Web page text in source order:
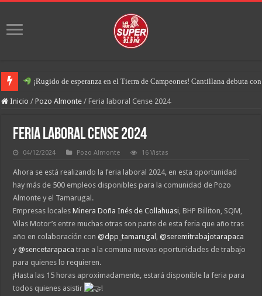
¡Rugido de esperanza en el Tierra de Campeones! Cantillana debuta
Inicio / Pozo Almonte / Feria laboral Cense 2024
Feria laboral Cense 2024
04/12/2024 Pozo Almonte 16 Vistas
Ahora se está realizando la feria laboral 2024, en esta oportunidad
hay más de 500 empleos disponibles para la comunidad de Pozo
Almonte y el Tamarugal.
Empresas localesMinera Doña Inés de Collahuasi, BHP Billiton, SQM,
Vilas Motor’s entre muchas otras son parte de esta feria que año tras
año en colaboración con@dpp_tamarugal ,@seremitrabajotarapaca
y@sencetarapaca trae a la comuna nuevas oportunidades de trabajo
para quienes lo requieren.
¡Hasta las 15 horas aproximadamente, estará disponible la feria para
todos quienes asistir
!